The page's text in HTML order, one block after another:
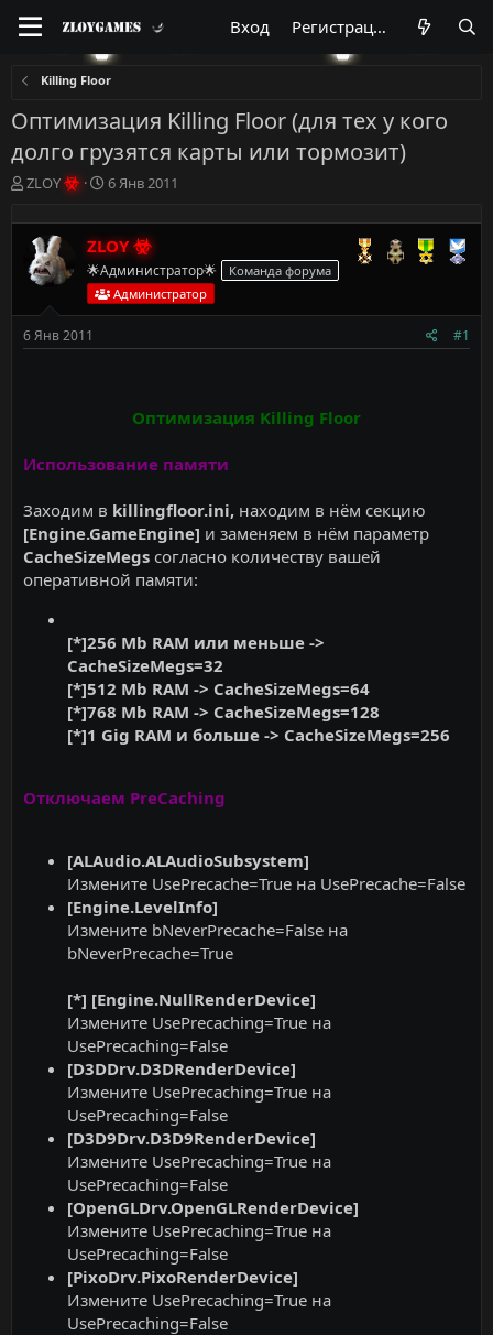
Вход Регистрация
Killing Floor
Оптимизация Killing Floor (для тех у кого
долго грузятся карты или тормозит)
А
т
о
р
т
м
ы
ZLOY
Д
т
а
н
а
ч
а
6 Янв 2011
ZLOY
🌟Администратор🌟
Команда форума
Администратор
6 Янв 2011 #1
Оптимизация Killing Floor
Использование памяти
Заходим в killingfloor.ini, находим в нём секцию
[Engine.GameEngine] и заменяем в нём параметр
CacheSizeMegs согласно количеству вашей
оперативной памяти:
[*]256 Mb RAM или меньше ->
CacheSizeMegs=32
[*]512 Mb RAM -> CacheSizeMegs=64
[*]768 Mb RAM -> CacheSizeMegs=128
[*]1 Gig RAM и больше -> CacheSizeMegs=256
Отключаем PreCaching
[ALAudio.ALAudioSubsystem]
Измените UsePrecache=True на UsePrecache=False
[Engine.LevelInfo]
Измените bNeverPrecache=False на
bNeverPrecache=True
[*] [Engine.NullRenderDevice]
Измените UsePrecaching=True на
UsePrecaching=False
[D3DDrv.D3DRenderDevice]
Измените UsePrecaching=True на
UsePrecaching=False
[D3D9Drv.D3D9RenderDevice]
Измените UsePrecaching=True на
UsePrecaching=False
[OpenGLDrv.OpenGLRenderDevice]
Измените UsePrecaching=True на
UsePrecaching=False
[PixoDrv.PixoRenderDevice]
Измените UsePrecaching=True на
UsePrecaching=False